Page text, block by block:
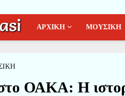
ΑΡΧΙΚΗ ΜΟΥΣΙΚΗ
ΟΑΚΑ: Η